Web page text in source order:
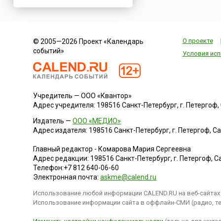
Новая Зеландия
Норвегия
ОАЭ
Оман
Палестина
Панама
Перу
Португалия
Румыния
Саудовская Аравия
© 2005—2026 Проект «Календарь
событий»
О проекте
Условия
Учредитель — ООО «Квантор»
Адрес учредителя: 198516 Санкт-Петербург, г.
Издатель —ООО «МЕДИО»
Адрес издателя: 198516 Санкт-Петербург, г. Петергоф,
Главный редактор - Комарова Мария Сергеевна
Адрес редакции: 198516 Санкт-Петербург, г. Петергоф,
Телефон:+7 812 640-06-60
Электронная почта:askme@calend.ru
Использование любой информации CALEND.RU на веб-
Использование информации сайта в оффлайн-СМИ (радио,